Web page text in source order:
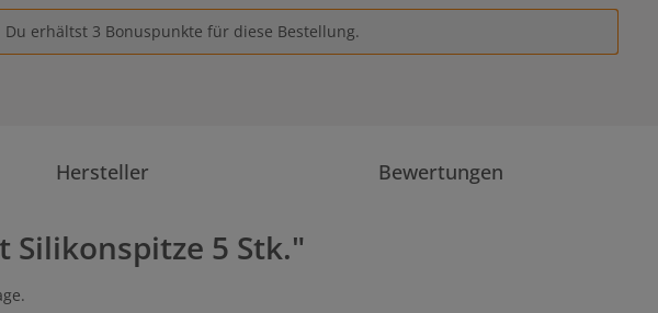
Du erhältst 3 Bonuspunkte für diese Bestellung.
Hersteller Bewertungen
5 Stk."